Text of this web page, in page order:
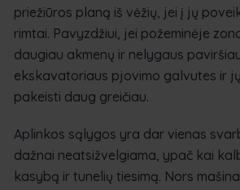
priežiūros planą iš vėžių, jei į jų
rimtai. Pavyzdžiui, jei požeminėje
daugiau akmenų ir nelygaus
ekskavatoriaus pjovimo galvutes ir
pakeisti daug greičiau.
Aplinkos sąlygos yra dar vienas
dažnai neatsižvelgiama, ypač kai
kasybą ir tunelių tiesimą. Nors